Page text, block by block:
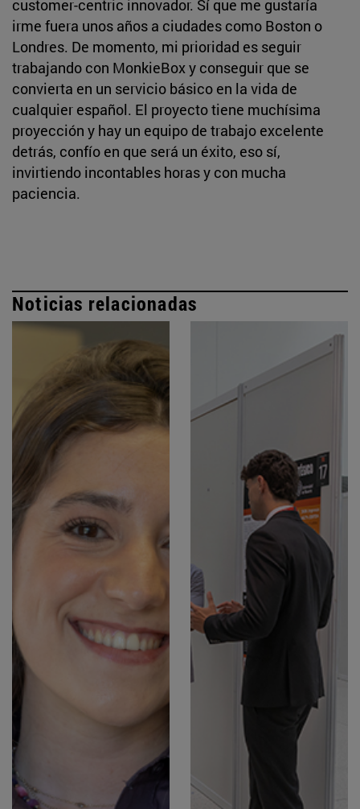
customer-centric innovador. Sí que me gustaría
irme fuera unos años a ciudades como Boston o
Londres. De momento, mi prioridad es seguir
trabajando con MonkieBox y conseguir que se
convierta en un servicio básico en la vida de
cualquier español. El proyecto tiene muchísima
proyección y hay un equipo de trabajo excelente
detrás, confío en que será un éxito, eso sí,
invirtiendo incontables horas y con mucha
paciencia.
Noticias relacionadas